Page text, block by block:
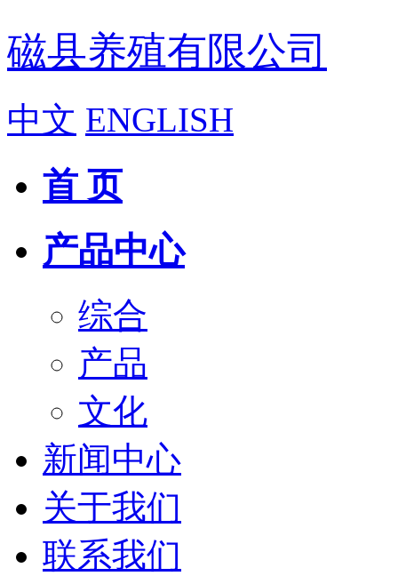
磁县养殖有限公司
中文 ENGLISH
首 页
产品中心
综合
产品
文化
新闻中心
关于我们
联系我们